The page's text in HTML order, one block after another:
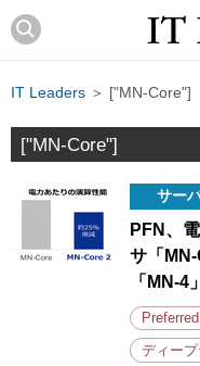
IT Leaders ＞ ["MN-Core"]
["MN-Core"]
サー
PFN、
サ「
「MN-4
ディー